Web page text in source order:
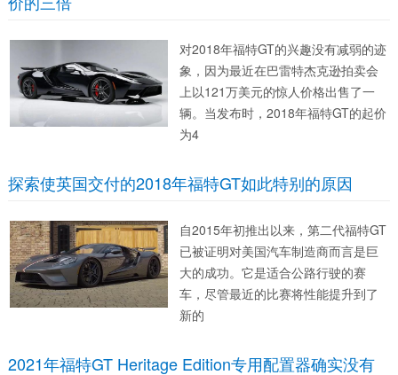
对2018年福特GT的兴趣没有减弱的迹
象，因为最近在巴雷特杰克逊拍卖会
上以121万美元的惊人价格出售了一
辆。当发布时，2018年福特GT的起价
为4
探索使英国交付的2018年福特GT如此特别的原因
自2015年初推出以来，第二代福特GT
已被证明对美国汽车制造商而言是巨
大的成功。它是适合公路行驶的赛
车，尽管最近的比赛将性能提升到了
新的
2021年福特GT Heritage Edition专用配置器确实没有